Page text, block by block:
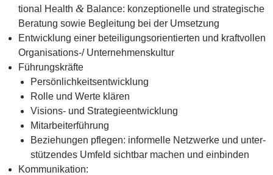
tio­nal Health & Balan­ce: kon­zep­tio­nel­le und stra­te­gi­sche
Bera­tung sowie Beglei­tung bei der Umsetzung
Ent­wick­lung einer betei­li­gungs­ori­en­tier­ten und kraft­vol­len
Orga­ni­sa­ti­ons-/ Unternehmenskultur
Füh­rungs­kräf­te
Per­sön­lich­keits­ent­wick­lung
Rol­le und Wer­te klären
Visi­ons- und Strategieentwicklung
Mit­ar­bei­ter­füh­rung
Bezie­hun­gen pfle­gen: infor­mel­le Netz­wer­ke und unter­
stüt­zen­des Umfeld sicht­bar machen und einbinden
Kom­mu­ni­ka­ti­on: